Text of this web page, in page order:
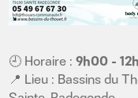
🕘 Horaire : 9h00 -
📍 Lieu : Bassins du